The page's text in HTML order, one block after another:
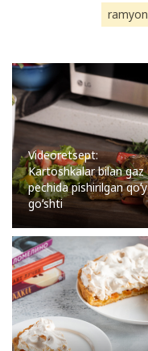
ramyon
Videoretsept:
Kartoshkalar bilan gaz
pechida pishirilgan qoʻy
goʻshti